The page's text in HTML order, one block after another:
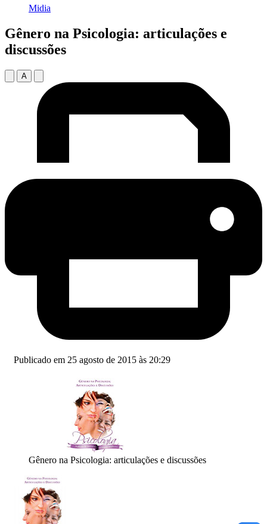
Midia
Gênero na Psicologia: articulações e
discussões
A
Publicado em 25 agosto de 2015 às 20:29
Gênero na Psicologia: articulações e discussões